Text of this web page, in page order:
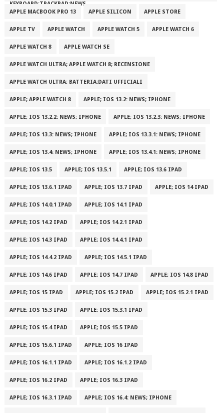
KEYBOARD;TRACKPAD;NEWS
APPLE MACBOOK PRO 13
APPLE SILICON APPLE STORE
APPLE TV APPLE WATCH APPLE WATCH 5 APPLE WATCH 6
APPLE WATCH 8 APPLE WATCH SE
APPLE WATCH ULTRA; APPLE WATCH 8; RECENSIONE
APPLE WATCH ULTRA; BATTERIA;DATI UFFICIALI
APPLE; APPLE WATCH 8 APPLE; IOS 13.2: NEWS; IPHONE
APPLE; IOS 13.2.2: NEWS; IPHONE APPLE; IOS 13.2.3: NEWS; IPHONE
APPLE; IOS 13.3: NEWS; IPHONE APPLE; IOS 13.3.1: NEWS; IPHONE
APPLE; IOS 13.4: NEWS; IPHONE APPLE; IOS 13.4.1: NEWS; IPHONE
APPLE; IOS 13.5 APPLE; IOS 13.5.1 APPLE; IOS 13.6 IPAD
APPLE; IOS 13.6.1 IPAD APPLE; IOS 13.7 IPAD APPLE; IOS 14 IPAD
APPLE; IOS 14.0.1 IPAD APPLE; IOS 14.1 IPAD
APPLE; IOS 14.2 IPAD APPLE; IOS 14.2.1 IPAD
APPLE; IOS 14.3 IPAD APPLE; IOS 14.4.1 IPAD
APPLE; IOS 14.4.2 IPAD APPLE; IOS 14.5.1 IPAD
APPLE; IOS 14.6 IPAD APPLE; IOS 14.7 IPAD APPLE; IOS 14.8 IPAD
APPLE; IOS 15 IPAD APPLE; IOS 15.2 IPAD APPLE; IOS 15.2.1 IPAD
APPLE; IOS 15.3 IPAD APPLE; IOS 15.3.1 IPAD
APPLE; IOS 15.4 IPAD APPLE; IOS 15.5 IPAD
APPLE; IOS 15.6.1 IPAD APPLE; IOS 16 IPAD
APPLE; IOS 16.1.1 IPAD APPLE; IOS 16.1.2 IPAD
APPLE; IOS 16.2 IPAD APPLE; IOS 16.3 IPAD
APPLE; IOS 16.3.1 IPAD APPLE; IOS 16.4: NEWS; IPHONE